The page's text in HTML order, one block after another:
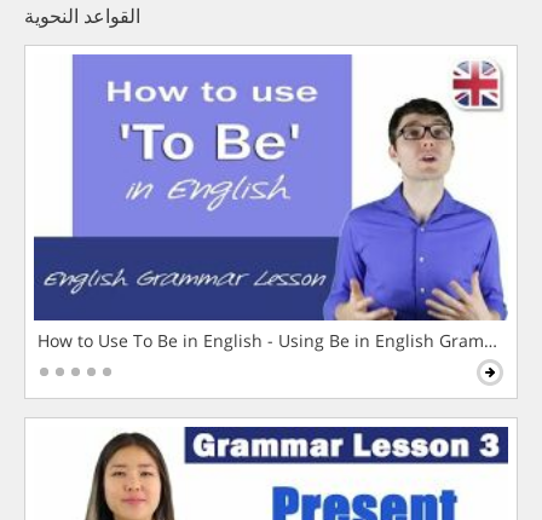
القواعد النحوية
How to Use To Be in English - Using Be in English Grammar